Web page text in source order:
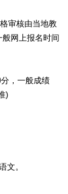
审核由当地教
网上报名时间
，一般成绩
)
文。